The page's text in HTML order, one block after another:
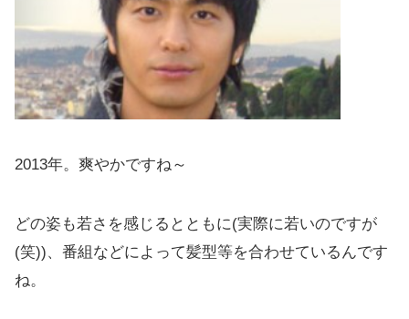
2013年。爽やかですね～
どの姿も若さを感じるとともに(実際に若いのですが
(笑))、番組などによって髪型等を合わせているんです
ね。